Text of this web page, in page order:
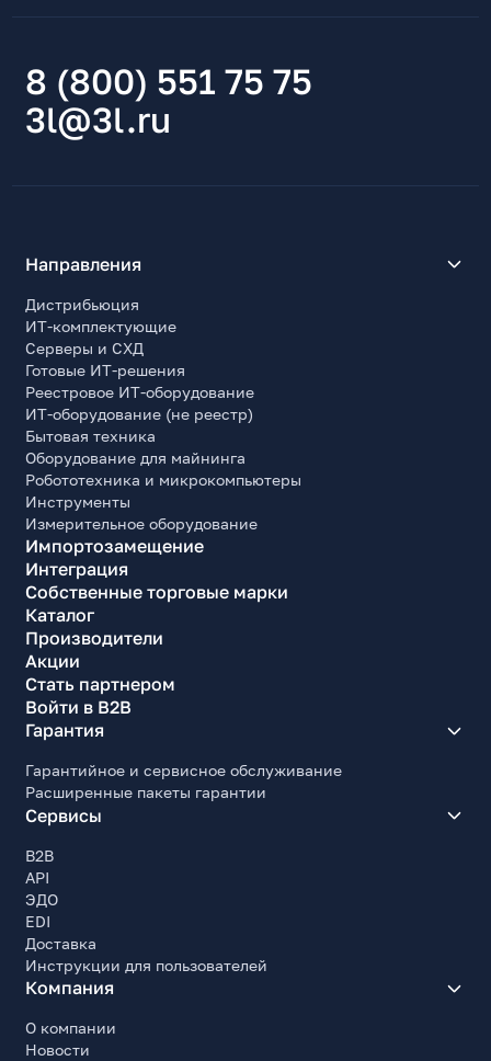
8 (800) 551 75 75
3l@3l.ru
Направления
Дистрибьюция
ИТ-комплектующие
Серверы и СХД
Готовые ИТ-решения
Реестровое ИТ-оборудование
ИТ-оборудование (не реестр)
Бытовая техника
Оборудование для майнинга
Робототехника и микрокомпьютеры
Инструменты
Измерительное оборудование
Импортозамещение
Интеграция
Собственные торговые марки
Каталог
Производители
Акции
Стать партнером
Войти в B2B
Гарантия
Гарантийное и сервисное обслуживание
Расширенные пакеты гарантии
Сервисы
B2B
API
ЭДО
EDI
Доставка
Инструкции для пользователей
Компания
О компании
Новости